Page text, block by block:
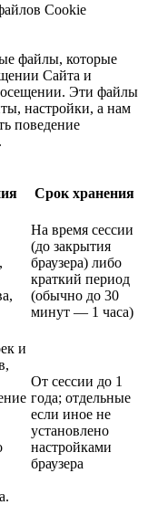
Cookie
файлы, которые
Сайта и
Эти файлы
настройки, а нам
поведение
Срок хранения
На время сессии
(до закрытия
браузера) либо
краткий период
(обычно до 30
минут — 1 часа)
и
От сессии до 1
года; отдельные
если иное не
установлено
настройками
браузера